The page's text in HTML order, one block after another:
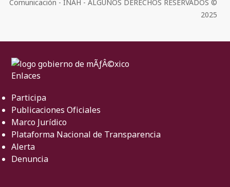
Comunicación - INAH - ALGUNOS DERECHOS RESERVADOS ©
2025
Enlaces
Participa
Publicaciones Oficiales
Marco Jurídico
Plataforma Nacional de Transparencia
Alerta
Denuncia